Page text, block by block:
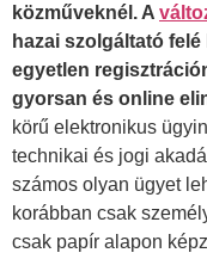
közműveknél. A
hazai szolgáltató
egyetlen
gyorsan és online
körű elektronikus
technikai és jogi
számos olyan ügyet
korábban csak
csak papír alapon